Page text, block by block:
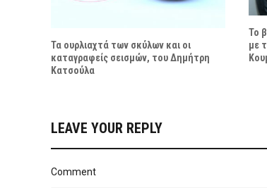
Τα ουρλιαχτά των σκύλων και οι
καταγραφείς σεισμών, του Δημήτρη
Κατσούλα
Το
με
LEAVE YOUR REPLY
Comment